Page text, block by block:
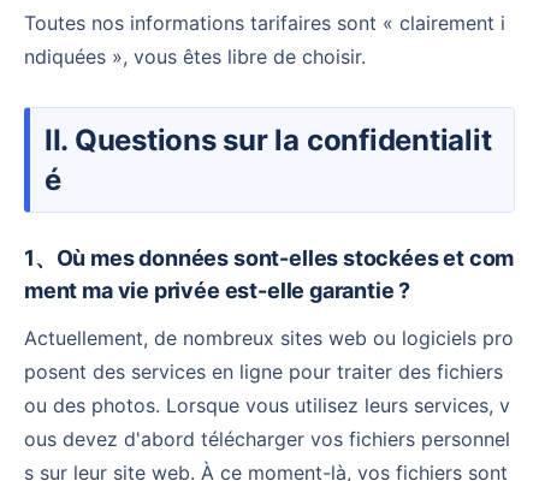
Toutes nos informations tarifaires sont « clairement i
ndiquées », vous êtes libre de choisir.
II. Questions sur la confidentialit
é
1、Où mes données sont-elles stockées et com
ment ma vie privée est-elle garantie ?
Actuellement, de nombreux sites web ou logiciels pro
posent des services en ligne pour traiter des fichiers
ou des photos. Lorsque vous utilisez leurs services, v
ous devez d'abord télécharger vos fichiers personnel
s sur leur site web. À ce moment-là, vos fichiers sont